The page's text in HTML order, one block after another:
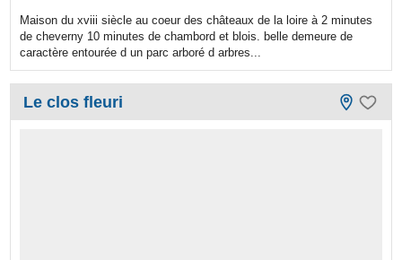
Maison du xviii siècle au coeur des châteaux de la loire à 2 minutes
de cheverny 10 minutes de chambord et blois. belle demeure de
caractère entourée d un parc arboré d arbres...
Le clos fleuri